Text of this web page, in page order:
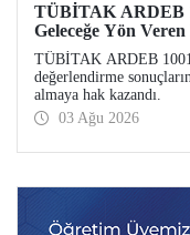
TÜBİTAK ARDEB
Geleceğe Yön Veren
TÜBİTAK ARDEB 1001
değerlendirme
almaya hak kazandı.
03 Ağu 2026